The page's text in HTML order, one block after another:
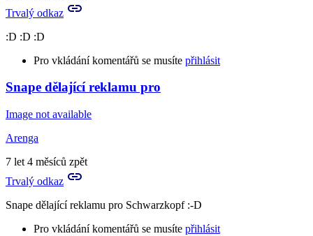
Trvalý odkaz
:D :D :D
Pro vkládání komentářů se musíte přihlásit
Snape dělající reklamu pro
Image not available
Arenga
7 let 4 měsíců zpět
Trvalý odkaz
Snape dělající reklamu pro Schwarzkopf :-D
Pro vkládání komentářů se musíte přihlásit